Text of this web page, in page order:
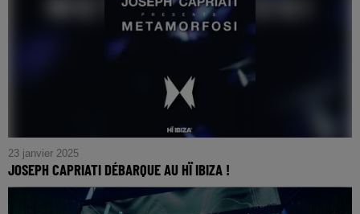
23 janvier 2025
JOSEPH CAPRIATI DÉBARQUE AU HÏ IBIZA !